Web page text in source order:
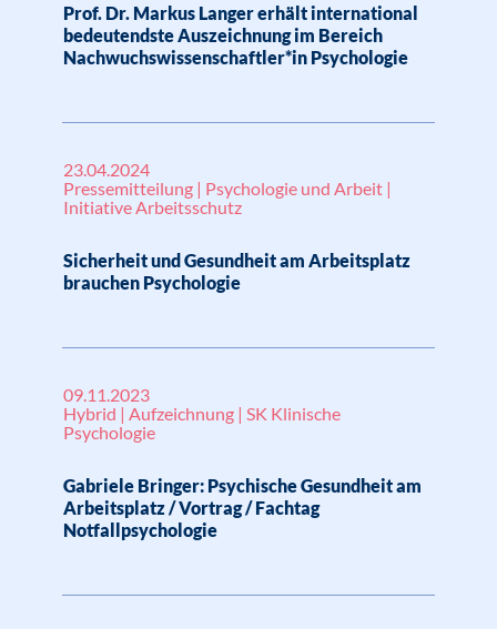
Prof. Dr. Markus Langer erhält international
bedeutendste Auszeichnung im Bereich
Nachwuchswissenschaftler*in Psychologie
23.04.2024
Pressemitteilung | Psychologie und Arbeit |
Initiative Arbeitsschutz
Sicherheit und Gesundheit am Arbeitsplatz
brauchen Psychologie
09.11.2023
Hybrid | Aufzeichnung | SK Klinische
Psychologie
Gabriele Bringer: Psychische Gesundheit am
Arbeitsplatz / Vortrag / Fachtag
Notfallpsychologie